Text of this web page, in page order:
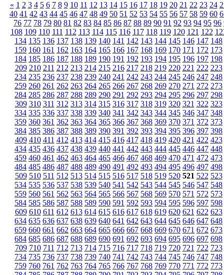
« 1 2 3 4 5 6 7 8 9 10 11 12 13 14 15 16 17 18 19 20 21 22 23 24
40 41 42 43 44 45 46 47 48 49 50 51 52 53 54 55 56 57 58 59 60
76 77 78 79 80 81 82 83 84 85 86 87 88 89 90 91 92 93 94 95 96
108 109 110 111 112 113 114 115 116 117 118 119 120 121 122
134 135 136 137 138 139 140 141 142 143 144 145 146 147 148
159 160 161 162 163 164 165 166 167 168 169 170 171 172 173
184 185 186 187 188 189 190 191 192 193 194 195 196 197 198
209 210 211 212 213 214 215 216 217 218 219 220 221 222 223
234 235 236 237 238 239 240 241 242 243 244 245 246 247 248
259 260 261 262 263 264 265 266 267 268 269 270 271 272 273
284 285 286 287 288 289 290 291 292 293 294 295 296 297 298
309 310 311 312 313 314 315 316 317 318 319 320 321 322 323
334 335 336 337 338 339 340 341 342 343 344 345 346 347 348
359 360 361 362 363 364 365 366 367 368 369 370 371 372 373
384 385 386 387 388 389 390 391 392 393 394 395 396 397 398
409 410 411 412 413 414 415 416 417 418 419 420 421 422 423
434 435 436 437 438 439 440 441 442 443 444 445 446 447 448
459 460 461 462 463 464 465 466 467 468 469 470 471 472 473
484 485 486 487 488 489 490 491 492 493 494 495 496 497 498
509 510 511 512 513 514 515 516 517 518 519 520 521 522 523
534 535 536 537 538 539 540 541 542 543 544 545 546 547 548
559 560 561 562 563 564 565 566 567 568 569 570 571 572 573
584 585 586 587 588 589 590 591 592 593 594 595 596 597 598
609 610 611 612 613 614 615 616 617 618 619 620 621 622 623
634 635 636 637 638 639 640 641 642 643 644 645 646 647 648
659 660 661 662 663 664 665 666 667 668 669 670 671 672 673
684 685 686 687 688 689 690 691 692 693 694 695 696 697 698
709 710 711 712 713 714 715 716 717 718 719 720 721 722 723
734 735 736 737 738 739 740 741 742 743 744 745 746 747 748
759 760 761 762 763 764 765 766 767 768 769 770 771 772 773